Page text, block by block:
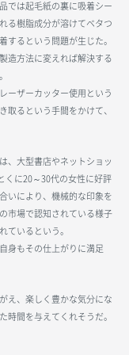
では起毛紙の裏に吸着シー
る樹脂成分が溶けてベタつ
するという問題が生じた。
造方法に変えれば解決する
ーザーカッター使用という
取るという手間をかけて、
、大型書店やネットショッ
くに20～30代の女性に好評
いにより、機械的な印象を
市場で認知されている様子
ているという。
身もその仕上がりに満足
え、楽しく豊かな気分にな
時間を与えてくれそうだ。